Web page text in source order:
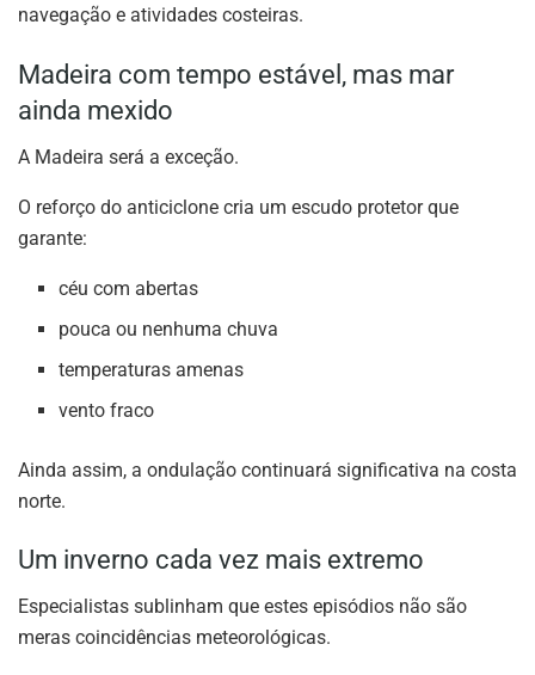
navegação e atividades costeiras.
Madeira com tempo estável, mas mar
ainda mexido
A Madeira será a exceção.
O reforço do anticiclone cria um escudo protetor que
garante:
céu com abertas
pouca ou nenhuma chuva
temperaturas amenas
vento fraco
Ainda assim, a ondulação continuará significativa na costa
norte.
Um inverno cada vez mais extremo
Especialistas sublinham que estes episódios não são
meras coincidências meteorológicas.